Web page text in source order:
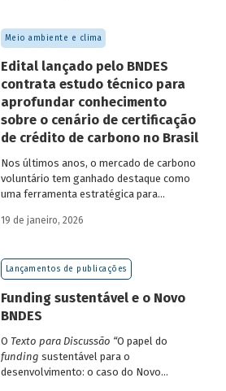
Meio ambiente e clima
Edital lançado pelo BNDES
contrata estudo técnico para
aprofundar conhecimento
sobre o cenário de certificação
de crédito de carbono no Brasil
Nos últimos anos, o mercado de carbono
voluntário tem ganhado destaque como
uma ferramenta estratégica para
de carbono e demonstrar compromisso
19 de janeiro, 2026
Lançamentos de publicações
Funding sustentável e o Novo
BNDES
O Texto para Discussão “O papel do
funding sustentável para o
desenvolvimento: o caso do Novo